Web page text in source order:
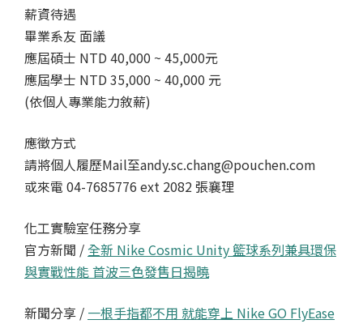
薪資待遇
畢業系友 面議
應屆碩士 NTD 40,000 ~ 45,000元
應屆學士 NTD 35,000 ~ 40,000 元
(依個人專業能力敘薪)
應徵方式
請將個人履歷Mail至andy.sc.chang@pouchen.com
或來電 04-7685776 ext 2082 張襄理
化工實驗室任務分享
官方新聞 /全新 Nike Cosmic Unity 籃球系列兼具環保
與實戰性能 首波三色發售日揭曉
新聞分享 / 一根手指都不用 就能穿上 Nike GO FlyEase